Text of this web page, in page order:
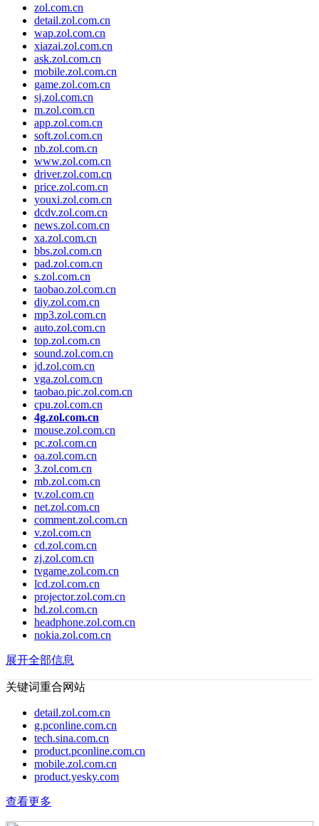
zol.com.cn
detail.zol.com.cn
wap.zol.com.cn
xiazai.zol.com.cn
ask.zol.com.cn
mobile.zol.com.cn
game.zol.com.cn
sj.zol.com.cn
m.zol.com.cn
app.zol.com.cn
soft.zol.com.cn
nb.zol.com.cn
www.zol.com.cn
driver.zol.com.cn
price.zol.com.cn
youxi.zol.com.cn
dcdv.zol.com.cn
news.zol.com.cn
xa.zol.com.cn
bbs.zol.com.cn
pad.zol.com.cn
s.zol.com.cn
taobao.zol.com.cn
diy.zol.com.cn
mp3.zol.com.cn
auto.zol.com.cn
top.zol.com.cn
sound.zol.com.cn
jd.zol.com.cn
vga.zol.com.cn
taobao.pic.zol.com.cn
cpu.zol.com.cn
4g.zol.com.cn
mouse.zol.com.cn
pc.zol.com.cn
oa.zol.com.cn
3.zol.com.cn
mb.zol.com.cn
tv.zol.com.cn
net.zol.com.cn
comment.zol.com.cn
v.zol.com.cn
cd.zol.com.cn
zj.zol.com.cn
tvgame.zol.com.cn
lcd.zol.com.cn
projector.zol.com.cn
hd.zol.com.cn
headphone.zol.com.cn
nokia.zol.com.cn
展开全部信息
关键词重合网站
detail.zol.com.cn
g.pconline.com.cn
tech.sina.com.cn
product.pconline.com.cn
mobile.zol.com.cn
product.yesky.com
查看更多